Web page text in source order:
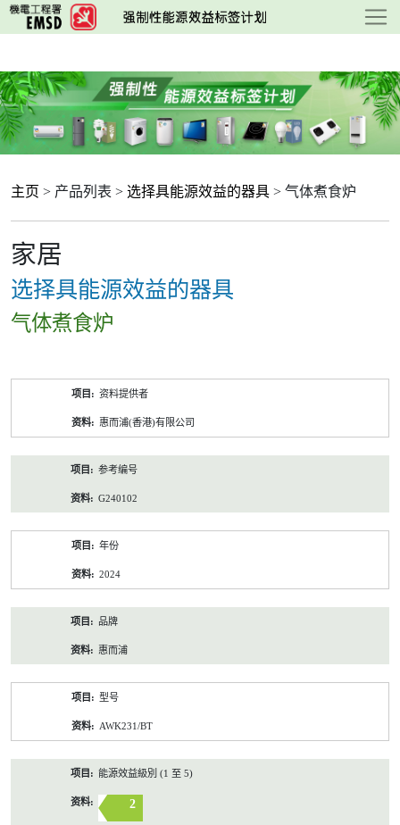
跳
至
要
内
容
主页 > 产品列表 > 选择具能源效益的器具 > 气体煮食炉
家居
选择具能源效益的器具
气体煮食炉
资料提供者
惠而浦(香港)有限公司
参考编号
G240102
年份
2024
品牌
惠而浦
型号
AWK231/BT
能源效益級別 (1 至 5)
2